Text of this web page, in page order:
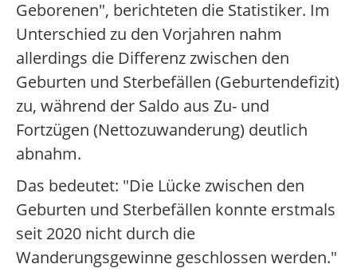
Geborenen", berichteten die Statistiker. Im
Unterschied zu den Vorjahren nahm
allerdings die Differenz zwischen den
Geburten und Sterbefällen (Geburtendefizit)
zu, während der Saldo aus Zu- und
Fortzügen (Nettozuwanderung) deutlich
abnahm.
Das bedeutet: "Die Lücke zwischen den
Geburten und Sterbefällen konnte erstmals
seit 2020 nicht durch die
Wanderungsgewinne geschlossen werden."